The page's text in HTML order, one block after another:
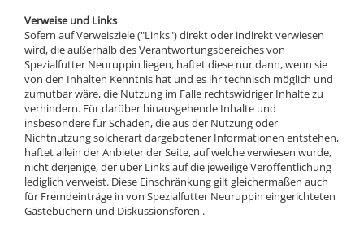
Verweise und Links
Sofern auf Verweisziele ("Links") direkt oder indirekt verwiesen
wird, die außerhalb des Verantwortungsbereiches von
Spezialfutter Neuruppin liegen, haftet diese nur dann, wenn sie
von den Inhalten Kenntnis hat und es ihr technisch möglich und
zumutbar wäre, die Nutzung im Falle rechtswidriger Inhalte zu
verhindern. Für darüber hinausgehende Inhalte und
insbesondere für Schäden, die aus der Nutzung oder
Nichtnutzung solcherart dargebotener Informationen entstehen,
haftet allein der Anbieter der Seite, auf welche verwiesen wurde,
nicht derjenige, der über Links auf die jeweilige Veröffentlichung
lediglich verweist. Diese Einschränkung gilt gleichermaßen auch
für Fremdeinträge in von Spezialfutter Neuruppin eingerichteten
Gästebüchern und Diskussionsforen .